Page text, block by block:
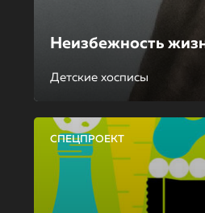
Неизбежность
Детские хосписы
СПЕЦПРОЕКТ